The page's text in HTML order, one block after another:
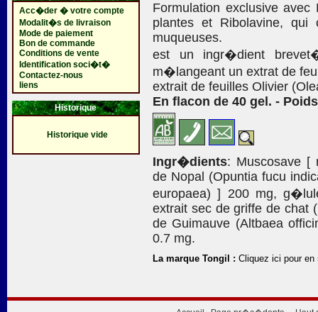
Acc�der � votre compte
Modalit�s de livraison
Mode de paiement
Bon de commande
Conditions de vente
Identification soci�t�
Contactez-nous
liens
Historique
Historique vide
Formulation exclusive
plantes et Ribolavine, qui
muqueuses.
est un ingr�dient
m�langeant un extrat de
extrait de feuilles Olivier
En flacon de 40 gel. -
Ingr�dients: Muscosave
de Nopal (Opuntia fucu
europaea) ] 200 mg,
extrait sec de griffe de chat
de Guimauve (Altbaea
0.7 mg.
La marque Tongil : Cliquez ici pour en